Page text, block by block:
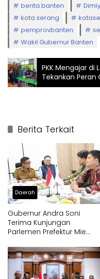
berita banten
kota serang
pemprovbanten
Wakil Gubernur Banten
PKK Mengajar di
Tekankan
Anak
Berita Terkait
Daerah
Gubernur Andra Soni
Terima Kunjungan
Parlemen Prefektur Mie